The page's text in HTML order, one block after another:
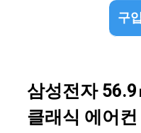
구
삼성전자
클래식 에어